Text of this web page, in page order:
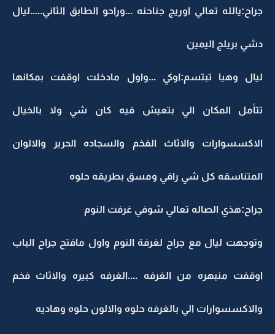
جراح:يالله تعالي اوريج جناحنه ...وراحو الطابق الثاني.....ليال
دشي بريلج اليمين
ليال وهيا تبتسم:اوكي ...واول مادخلت اوقفت بمكانها
تتأمل المكان الي بتعيش فيه كان شي ولا بالخيال
الاكسسوارات والاثاث الفخم والسجاده الحرير والالوان
المتناسقه كل شي راقي ومسق بطريقه حلوه
جراح:هذي الصاله تعالي شوفي غرفت النوم
وتوجهت ليال مع جراح لغرفة النوم واول مافتح جراح الباب
اوقفت منبهره من الغرفه ....الغرفه كبيره والاثاث فخم
والاكسسوارات الي بالغرفه حلوه والالون حلوه وهاديه